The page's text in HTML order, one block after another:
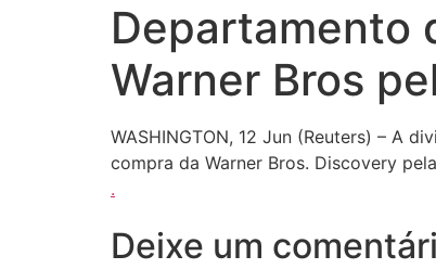
Departamento
Warner Bros
WASHINGTON, 12 Jun (Reuters) – A
compra da Warner Bros. Discovery
.
Deixe um